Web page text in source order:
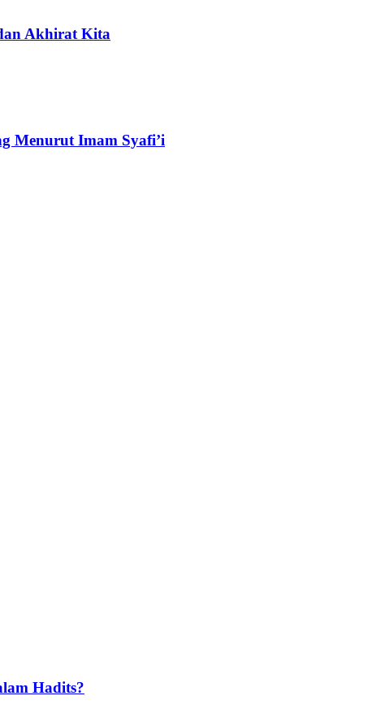
Akhirat Kita
Menurut Imam Syafi’i
Hadits?